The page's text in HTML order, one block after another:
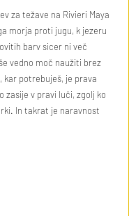
za težave na Rivieri Maya
morja proti jugu, k jezeru
barv sicer ni več
vedno moč naužiti brez
kar potrebuješ, je prava
zasije v pravi luči, zgolj ko
In takrat je naravnost